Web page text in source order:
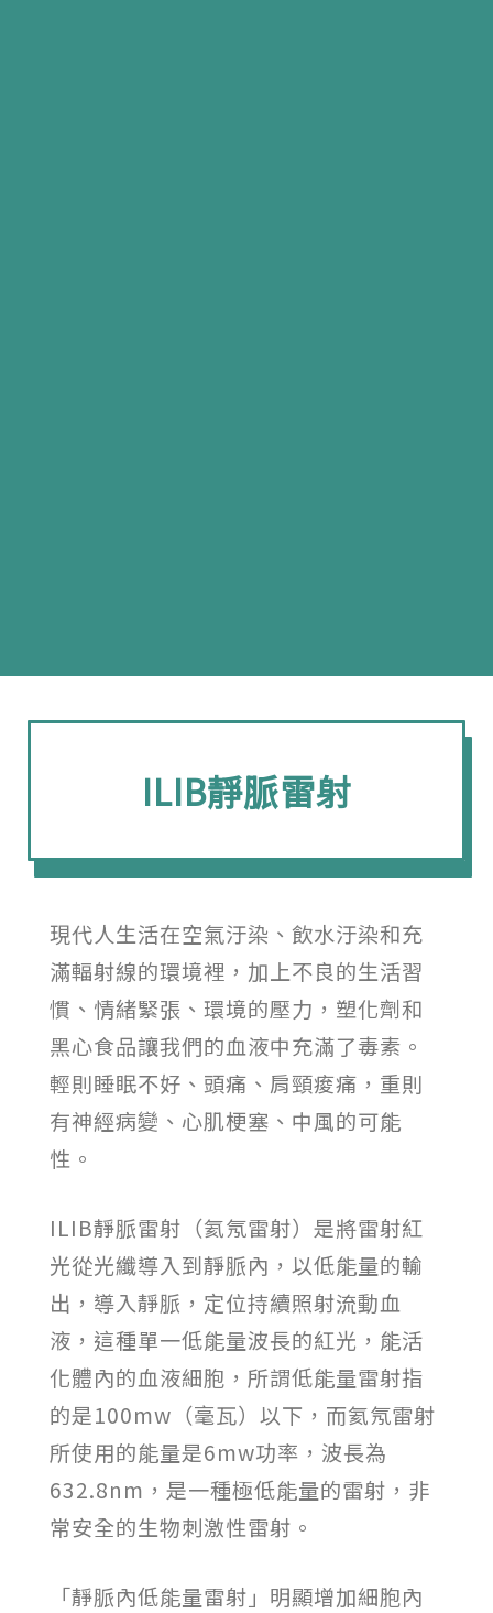
ILIB靜脈雷射
現代人生活在空氣汙染、飲水汙染和充
滿輻射線的環境裡，加上不良的生活習
慣、情緒緊張、環境的壓力，塑化劑和
黑心食品讓我們的血液中充滿了毒素。
輕則睡眠不好、頭痛、肩頸痠痛，重則
有神經病變、心肌梗塞、中風的可能
性。
ILIB靜脈雷射（氦氖雷射）是將雷射紅
光從光纖導入到靜脈內，以低能量的輸
出，導入靜脈，定位持續照射流動血
液，這種單一低能量波長的紅光，能活
化體內的血液細胞，所謂低能量雷射指
的是100mw（毫瓦）以下，而氦氖雷射
所使用的能量是6mw功率，波長為
632.8nm，是一種極低能量的雷射，非
常安全的生物刺激性雷射。
「靜脈內低能量雷射」明顯增加細胞內